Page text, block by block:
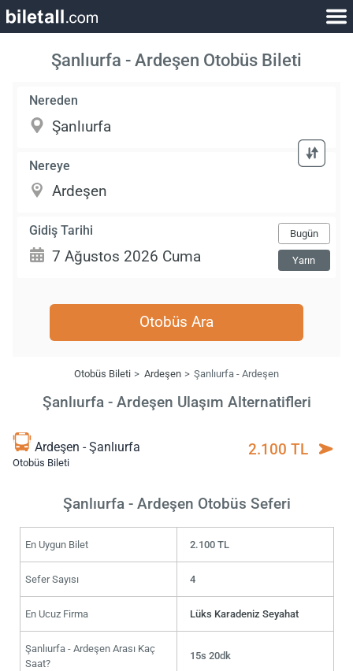
Şanlıurfa - Ardeşen Otobüs Bileti
Nereden
Nereye
Gidiş Tarihi Bugün
Yarın
Otobüs Ara
Otobüs Bileti Ardeşen Şanlıurfa - Ardeşen
Şanlıurfa - Ardeşen Ulaşım Alternatifleri
Ardeşen - Şanlıurfa
Otobüs Bileti
2.100 TL
Şanlıurfa - Ardeşen Otobüs Seferi
En Uygun Bilet 2.100 TL
Sefer Sayısı 4
En Ucuz Firma Lüks Karadeniz Seyahat
Şanlıurfa - Ardeşen Arası Kaç
Saat?
15s 20dk